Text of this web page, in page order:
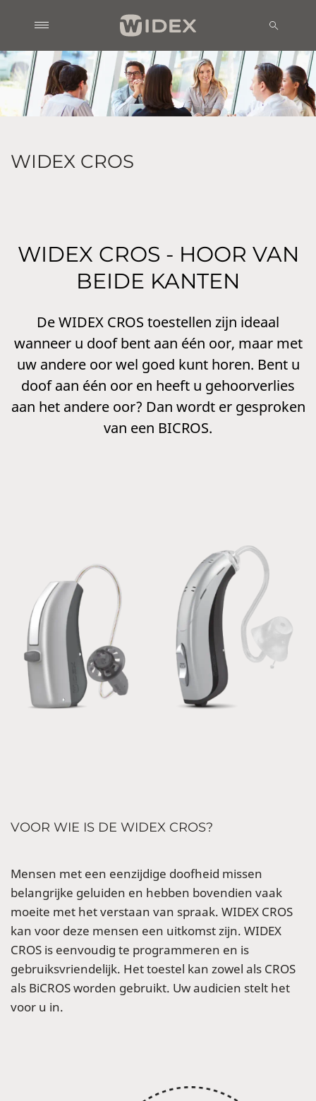
WIDEX CROS
WIDEX CROS - HOOR VAN
BEIDE KANTEN
De WIDEX CROS toestellen zijn ideaal
wanneer u doof bent aan één oor, maar met
uw andere oor wel goed kunt horen. Bent u
doof aan één oor en heeft u gehoorverlies
aan het andere oor? Dan wordt er gesproken
van een BICROS.
VOOR WIE IS DE WIDEX CROS?
Mensen met een eenzijdige doofheid missen
belangrijke geluiden en hebben bovendien vaak
moeite met het verstaan van spraak. WIDEX CROS
kan voor deze mensen een uitkomst zijn. WIDEX
CROS is eenvoudig te programmeren en is
gebruiksvriendelijk. Het toestel kan zowel als CROS
als BiCROS worden gebruikt. Uw audicien stelt het
voor u in.